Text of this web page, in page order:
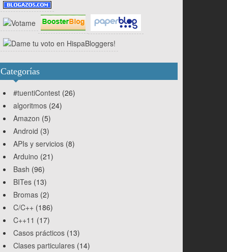
Categorías
#tuentiContest (26)
algoritmos (24)
Amazon (5)
Android (3)
APIs y servicios (8)
Arduino (21)
Bash (96)
BITes (13)
Bromas (2)
C/C++ (186)
C++11 (17)
Casos prácticos (13)
Clases particulares (14)